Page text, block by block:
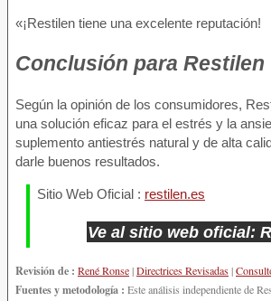
«¡Restilen tiene una excelente reputación!
Conclusión para Restilen
Según la opinión de los consumidores,
una solución eficaz para el estrés y la
suplemento antiestrés natural y de alta
darle buenos resultados.
Sitio Web Oficial : restilen.es
Ve al sitio web oficial:
Revisión de : René Ronse|Directrices Revisadas|
Fuentes y metodología : Este análisis independiente de